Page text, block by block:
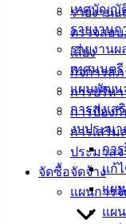
รายงาน
ตรวจสอ
เสี่ยง
กิจการสภ
การบริห
การป้อง
การเสริ
ประมวล
จัดซื้อจัดจ้าง
แผนการ
แผ
เทศบัญญั
รายงาน
รายงาน
เทศมนตรี
แผนพัฒน
การส่งเ
งบประม
กา
แก้
แผ
เอกสารสารสนเทศเ